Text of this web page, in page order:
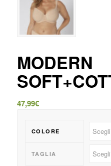
MODERN
47,99€
COLORE
TAGLIA